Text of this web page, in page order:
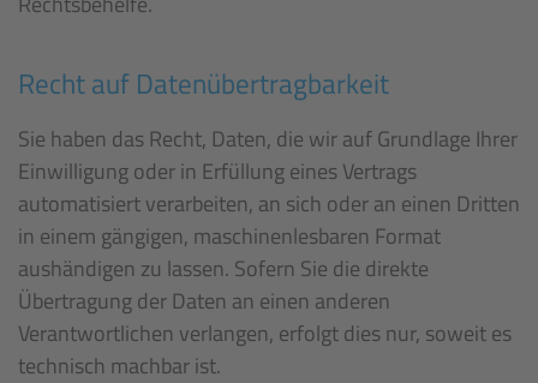
Recht auf Daten­übertrag­barkeit
Sie haben das Recht, Daten, die wir auf Grundlage Ihrer
Einwilligung oder in Erfüllung eines Vertrags
automatisiert verarbeiten, an sich oder an einen Dritten
in einem gängigen, maschinenlesbaren Format
aushändigen zu lassen. Sofern Sie die direkte
Übertragung der Daten an einen anderen
Verantwortlichen verlangen, erfolgt dies nur, soweit es
technisch machbar ist.